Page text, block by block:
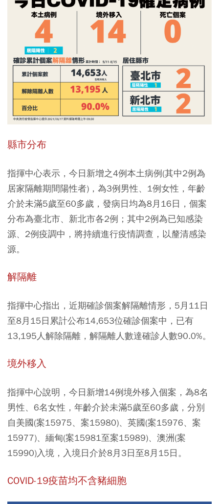
縣市分布
指揮中心表示，今日新增之4例本土病例(其中2例為
居家隔離期間陽性者)，為3例男性、1例女性，年齡
介於未滿5歲至60多歲，發病日均為8月16日，個案
分布為臺北市、新北市各2例；其中2例為已知感染
源、2例疫調中，將持續進行疫情調查，以釐清感染
源。
解隔離
指揮中心指出，近期確診個案解隔離情形，5月11日
至8月15日累計公布14,653位確診個案中，已有
13,195人解除隔離，解隔離人數達確診人數90.0%。
境外移入
指揮中心說明，今日新增14例境外移入個案，為8名
男性、6名女性，年齡介於未滿5歲至60多歲，分別
自美國(案15975、案15980)、英國(案15976、案
15977)、緬甸(案15981至案15989)、澳洲(案
15990)入境，入境日介於8月3日至8月15日。
COVID-19疫苗均不含豬細胞